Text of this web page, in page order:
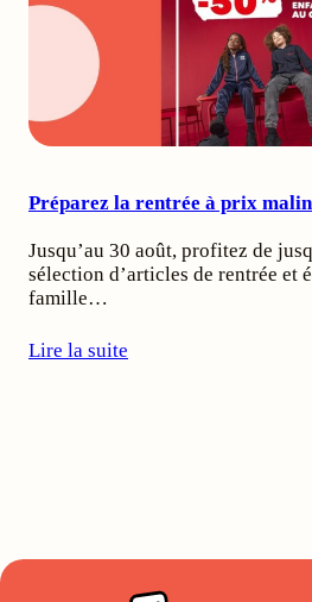
Préparez la rentrée à prix
Jusqu’au 30 août, profitez de
sélection d’articles de rentrée et
famille…
Lire la suite